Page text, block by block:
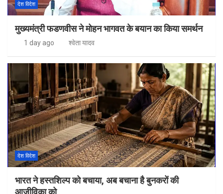
देश विदेश
मुख्यमंत्री फडणवीस ने मोहन भागवत के बयान का किया समर्थन
1 day ago श्वेता यादव
देश विदेश
भारत ने हस्तशिल्प को बचाया, अब बचाना है बुनकरों की
आजीविका को